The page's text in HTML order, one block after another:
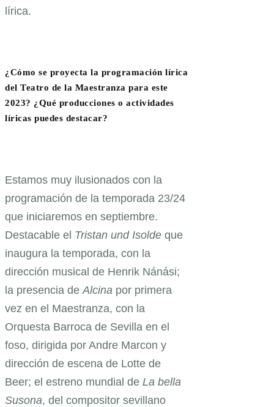
lírica.
¿Cómo se proyecta la programación lírica
del Teatro de la Maestranza para este
2023? ¿Qué producciones o actividades
líricas puedes destacar?
Estamos muy ilusionados con la
programación de la temporada 23/24
que iniciaremos en septiembre.
Destacable el Tristan und Isolde que
inaugura la temporada, con la
dirección musical de Henrik Nánási;
la presencia de Alcina por primera
vez en el Maestranza, con la
Orquesta Barroca de Sevilla en el
foso, dirigida por Andre Marcon y
dirección de escena de Lotte de
Beer; el estreno mundial de La bella
Susona, del compositor sevillano